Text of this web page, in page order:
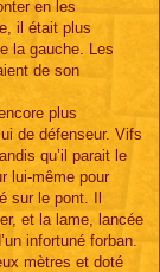
en les
il était plus
la gauche. Les
de son
plus
de défenseur. Vifs
qu’il parait le
lui-même pour
sur le pont. Il
et la lame, lancée
infortuné forban.
mètres et doté